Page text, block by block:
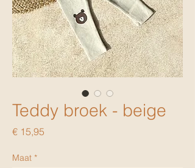
Teddy broek - beige
€ 15,95
Maat *